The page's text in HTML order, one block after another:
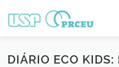
para
O CONGRESSO
DIÁRIO ECO KIDS: